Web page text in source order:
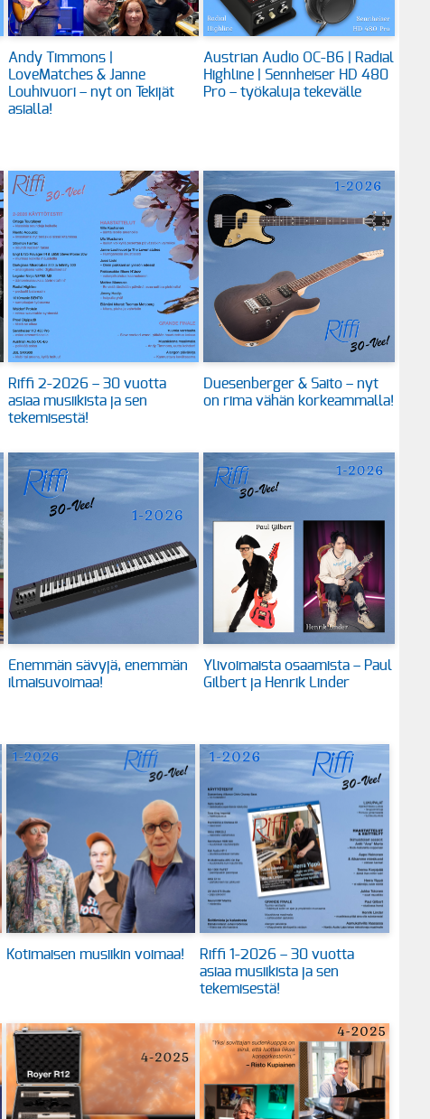
Andy Timmons |
LoveMatches & Janne
Louhivuori – nyt on Tekijät
asialla!
Austrian Audio OC-B6 | Radial
Highline | Sennheiser HD 480
Pro – työkaluja tekevälle
Riffi 2-2026 – 30 vuotta
asiaa musiikista ja sen
tekemisestä!
Duesenberger & Saito – nyt
on rima vähän korkeammalla!
Enemmän sävyjä, enemmän
ilmaisuvoimaa!
Ylivoimaista osaamista – Paul
Gilbert ja Henrik Linder
Kotimaisen musiikin voimaa!
Riffi 1-2026 – 30 vuotta
asiaa musiikista ja sen
tekemisestä!